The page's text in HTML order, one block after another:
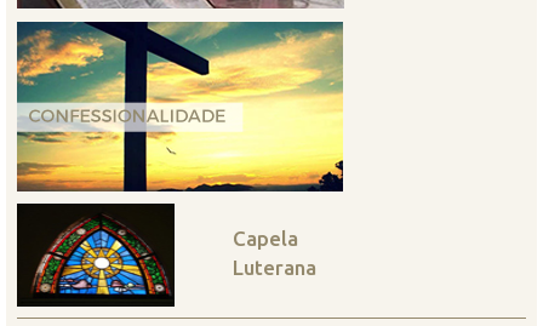
Capela
Luterana